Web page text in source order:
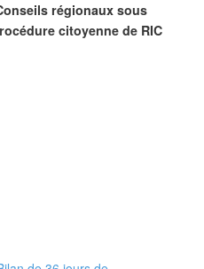
régionaux sous
citoyenne de RIC